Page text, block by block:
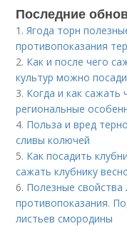
Последние
1.Ягода торн
противопоказания
2. Как и после чего
культур можно
3. Когда и как сажать
региональные
4. Польза и вред
сливы колючей
5. Как посадить
сажать клубнику
6. Полезные
противопоказания.
листьев смородины